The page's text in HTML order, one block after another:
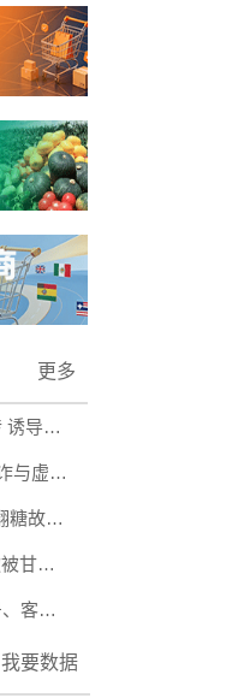
更多
【电诉宝】用户投诉“赛优教育”虚假宣传 诱导消费 额外缴费后退款遭拒
苏宁易购被监管部门进一步调查 疑似欺诈与虚假宣传
信语通 恋上健康 美业猫 汽车时间商城 翻糖故事会等9款App被北京市通信管理局通报或下架
铭欧医药 陇药健康 快点出发管理等13款被甘肃省通信管理局与甘肃省互联网信息办公室通报
【电诉宝】用户投诉“智联招聘”无故封号、客服推诿半年拒不退费
我要数据